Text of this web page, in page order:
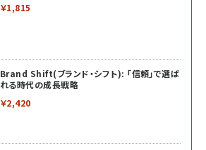
￥1,815
Brand Shift(ブランド・シフト): 「信頼」で選ば
れる時代の成長戦略
￥2,420